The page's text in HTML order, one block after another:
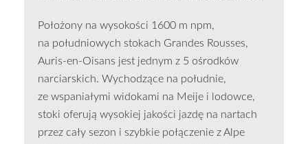
Położony na wysokości 1600 m npm,
na południowych stokach Grandes Rousses,
Auris-en-Oisans jest jednym z 5 ośrodków
narciarskich. Wychodzące na południe,
ze wspaniałymi widokami na Meije i lodowce,
stoki oferują wysokiej jakości jazdę na nartach
przez cały sezon i szybkie połączenie z Alpe